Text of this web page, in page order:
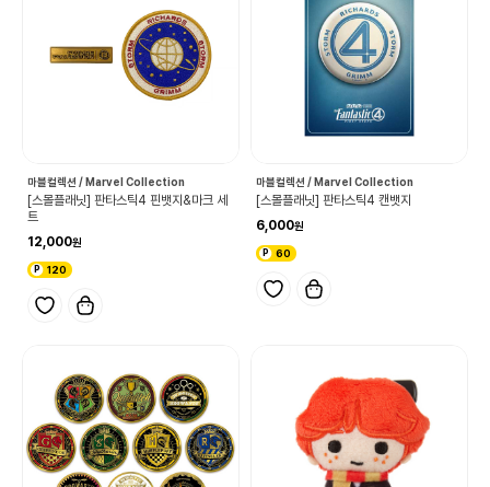
마블컬렉션 / Marvel Collection
[스몰플래닛] 판타스틱4 핀뱃지&마크 세
트
12,000
120
마블컬렉션 / Marvel Collection
[스몰플래닛] 판타스틱4 캔뱃지
6,000
60